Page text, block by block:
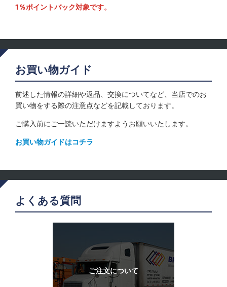
1％ポイントバック対象です。
お買い物ガイド
前述した情報の詳細や返品、交換についてなど、当店でのお
買い物をする際の注意点などを記載しております。
ご購入前にご一読いただけますようお願いいたします。
お買い物ガイドはコチラ
よくある質問